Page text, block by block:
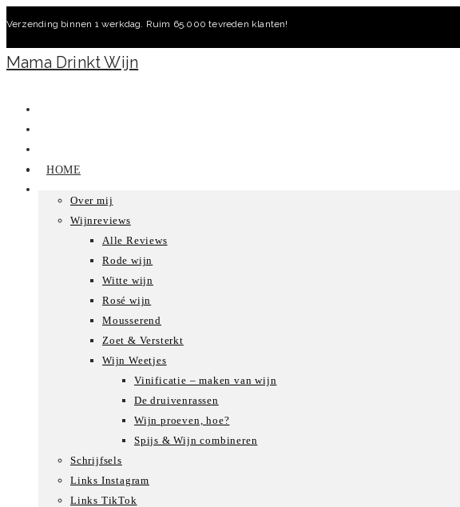
inhoud
Verzending binnen 1 werkdag. Ruim 65.000 tevreden klanten!
Mama Drinkt Wijn
HOME
Over mij
Wijnreviews
Alle Reviews
Rode wijn
Witte wijn
Rosé wijn
Mousserend
Zoet & Versterkt
Wijn Weetjes
Vinificatie – maken van wijn
De druivenrassen
Wijn proeven, hoe?
Spijs & Wijn combineren
Schrijfsels
Links Instagram
Links TikTok